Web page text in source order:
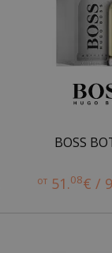
BOSS
от 51.08€ /